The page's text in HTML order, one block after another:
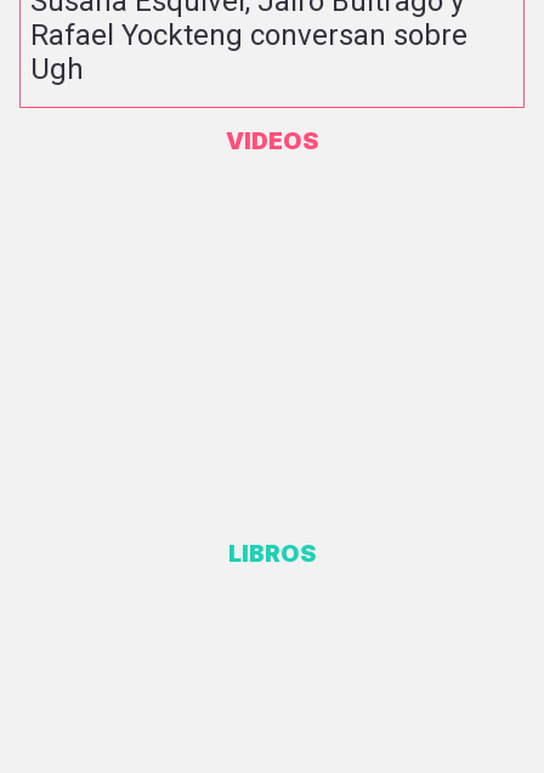
Rafael Yockteng conversan sobre
Ugh
VIDEOS
LIBROS